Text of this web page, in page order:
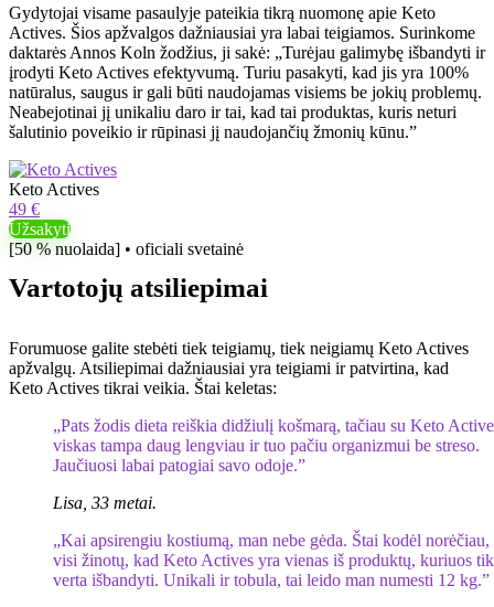
Gydytojai visame pasaulyje pateikia tikrą nuomonę apie Keto
Actives. Šios apžvalgos dažniausiai yra labai teigiamos. Surinkome
daktarės Annos Koln žodžius, ji sakė: „Turėjau galimybę išbandyti ir
įrodyti Keto Actives efektyvumą. Turiu pasakyti, kad jis yra 100%
natūralus, saugus ir gali būti naudojamas visiems be jokių problemų.
Neabejotinai jį unikaliu daro ir tai, kad tai produktas, kuris neturi
šalutinio poveikio ir rūpinasi jį naudojančių žmonių kūnu.”
Keto Actives
49 €
Užsakyti
[50 % nuolaida] • oficiali svetainė
Vartotojų atsiliepimai
Forumuose galite stebėti tiek teigiamų, tiek neigiamų Keto Actives
apžvalgų. Atsiliepimai dažniausiai yra teigiami ir patvirtina, kad
Keto Actives tikrai veikia. Štai keletas:
„Pats žodis dieta reiškia didžiulį košmarą, tačiau su Keto
viskas tampa daug lengviau ir tuo pačiu organizmui be streso.
Jaučiuosi labai patogiai savo odoje.”
Lisa, 33 metai.
„Kai apsirengiu kostiumą, man nebe gėda. Štai kodėl norėčiau,
visi žinotų, kad Keto Actives yra vienas iš produktų, kuriuos
verta išbandyti. Unikali ir tobula, tai leido man numesti 12 kg.”